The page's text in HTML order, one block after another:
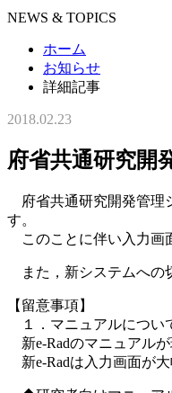
NEWS & TOPICS
ホーム
お知らせ
詳細記事
2018.02.23
府省共通研究開
府省共通研究開発管理
す。
このことに伴い入力画
また，新システムへの
【留意事項】
１．マニュアルについ
新e-Radのマニュアルが
新e-Radは入力画面が